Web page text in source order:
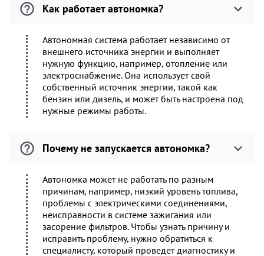
Как работает автономка?
Автономная система работает независимо от
внешнего источника энергии и выполняет
нужную функцию, например, отопление или
электроснабжение. Она использует свой
собственный источник энергии, такой как
бензин или дизель, и может быть настроена под
нужные режимы работы.
Почему не запускается автономка?
Автономка может не работать по разным
причинам, например, низкий уровень топлива,
проблемы с электрическими соединениями,
неисправности в системе зажигания или
засорение фильтров. Чтобы узнать причину и
исправить проблему, нужно обратиться к
специалисту, который проведет диагностику и